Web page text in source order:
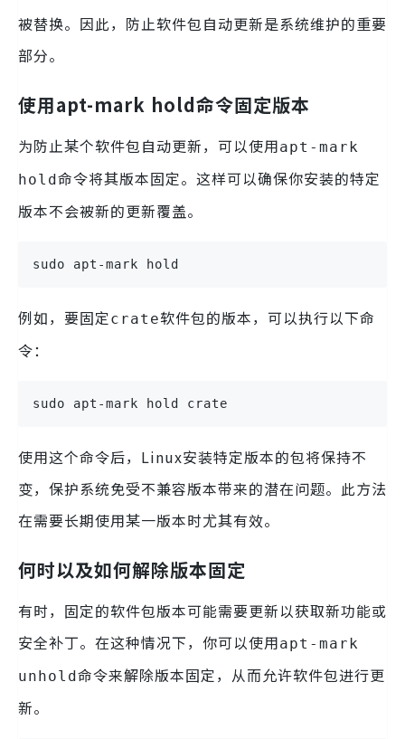
被替换。因此，防止软件包自动更新是系统维护的重要
部分。
使用apt-mark hold命令固定版本
为防止某个软件包自动更新，可以使用apt-mark
hold命令将其版本固定。这样可以确保你安装的特定
版本不会被新的更新覆盖。
sudo apt-mark hold
例如，要固定crate软件包的版本，可以执行以下命
令：
sudo apt-mark hold crate
使用这个命令后，Linux安装特定版本的包将保持不
变，保护系统免受不兼容版本带来的潜在问题。此方法
在需要长期使用某一版本时尤其有效。
何时以及如何解除版本固定
有时，固定的软件包版本可能需要更新以获取新功能或
安全补丁。在这种情况下，你可以使用apt-mark
unhold命令来解除版本固定，从而允许软件包进行更
新。